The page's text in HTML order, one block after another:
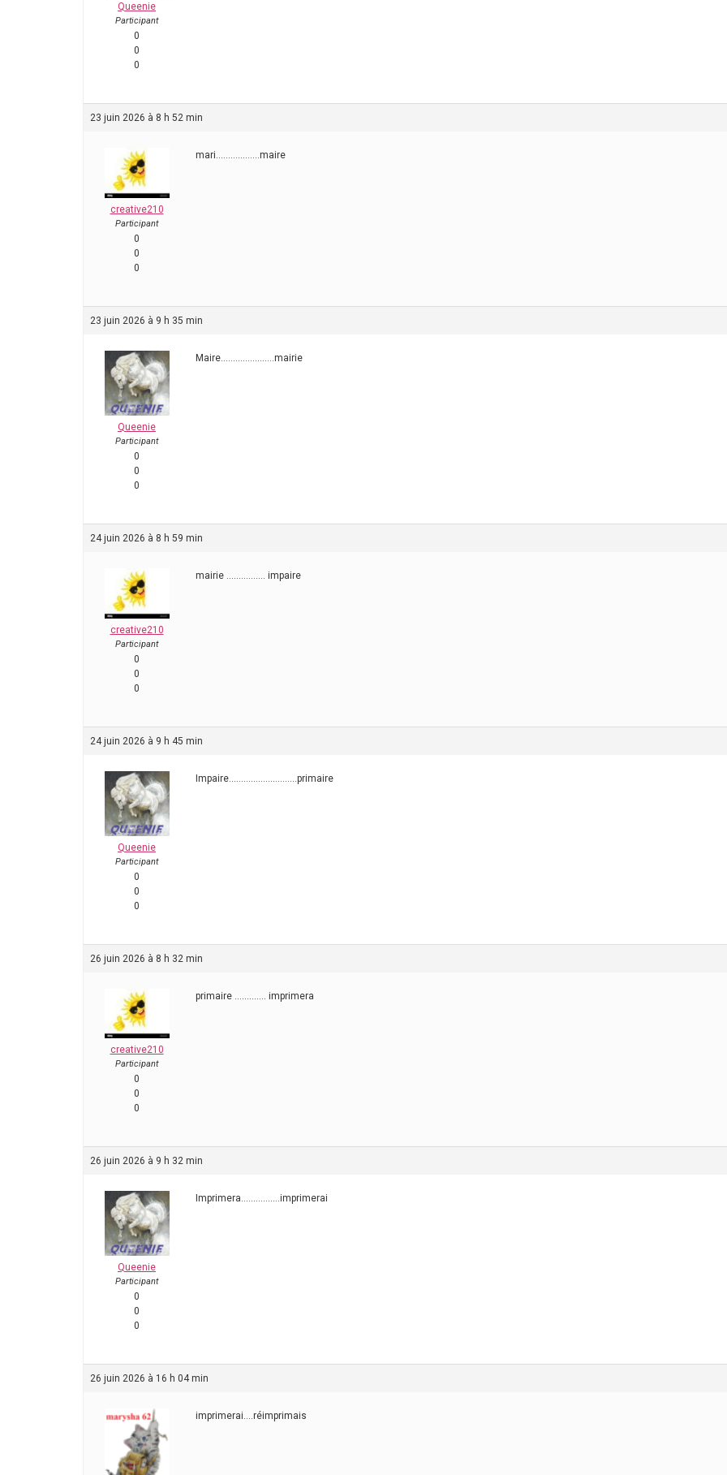
Queenie
Participant
0
0
0
23 juin 2026 à 8 h 52 min
creative210
Participant
0
0
0
mari………………maire
23 juin 2026 à 9 h 35 min
Queenie
Participant
0
0
0
Maire………………….mairie
24 juin 2026 à 8 h 59 min
creative210
Participant
0
0
0
mairie ……………. impaire
24 juin 2026 à 9 h 45 min
Queenie
Participant
0
0
0
Impaire……………………….primaire
26 juin 2026 à 8 h 32 min
creative210
Participant
0
0
0
primaire …………. imprimera
26 juin 2026 à 9 h 32 min
Queenie
Participant
0
0
0
Imprimera…………….imprimerai
26 juin 2026 à 16 h 04 min
imprimerai….réimprimais